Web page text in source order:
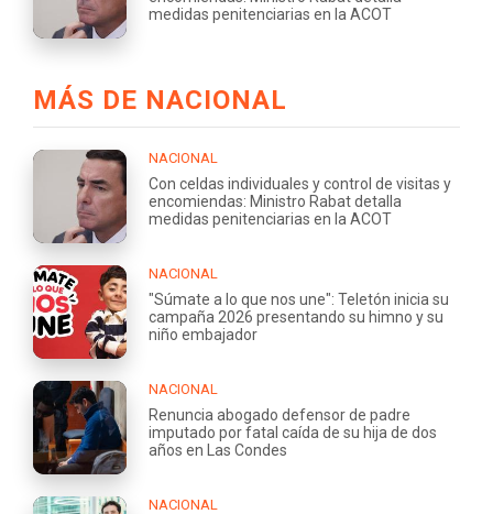
medidas penitenciarias en la ACOT
MÁS DE NACIONAL
NACIONAL
Con celdas individuales y control de visitas y
encomiendas: Ministro Rabat detalla
medidas penitenciarias en la ACOT
NACIONAL
"Súmate a lo que nos une": Teletón inicia su
campaña 2026 presentando su himno y su
niño embajador
NACIONAL
Renuncia abogado defensor de padre
imputado por fatal caída de su hija de dos
años en Las Condes
NACIONAL